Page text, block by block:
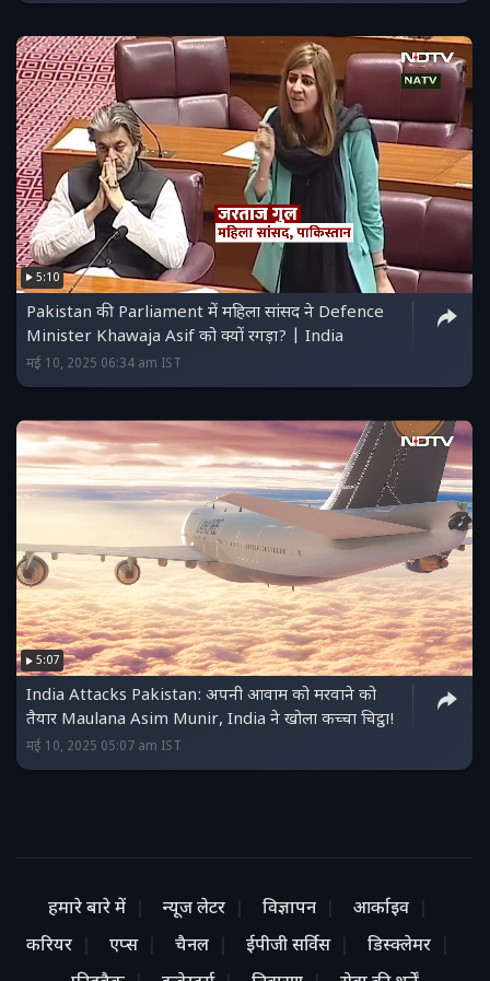
5:10
Pakistan की Parliament में महिला सांसद ने Defence
Minister Khawaja Asif को क्यों रगड़ा? | India
मई 10, 2025 06:34 am IST
5:07
India Attacks Pakistan: अपनी आवाम को मरवाने को
तैयार Maulana Asim Munir, India ने खोला कच्चा चिट्ठा!
मई 10, 2025 05:07 am IST
हमारे बारे में न्यूज लेटर विज्ञापन
आर्काइव
करियर
एप्स चैनल ईपीजी सर्विस
डिस्क्लेमर